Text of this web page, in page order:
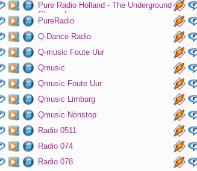
Pure Radio Holland - The Underground
Channel
PureRadio
Q-Dance Radio
Q-music Foute Uur
Qmusic
Qmusic Foute Uur
Qmusic Limburg
Qmusic Nonstop
Radio 0511
Radio 074
Radio 078